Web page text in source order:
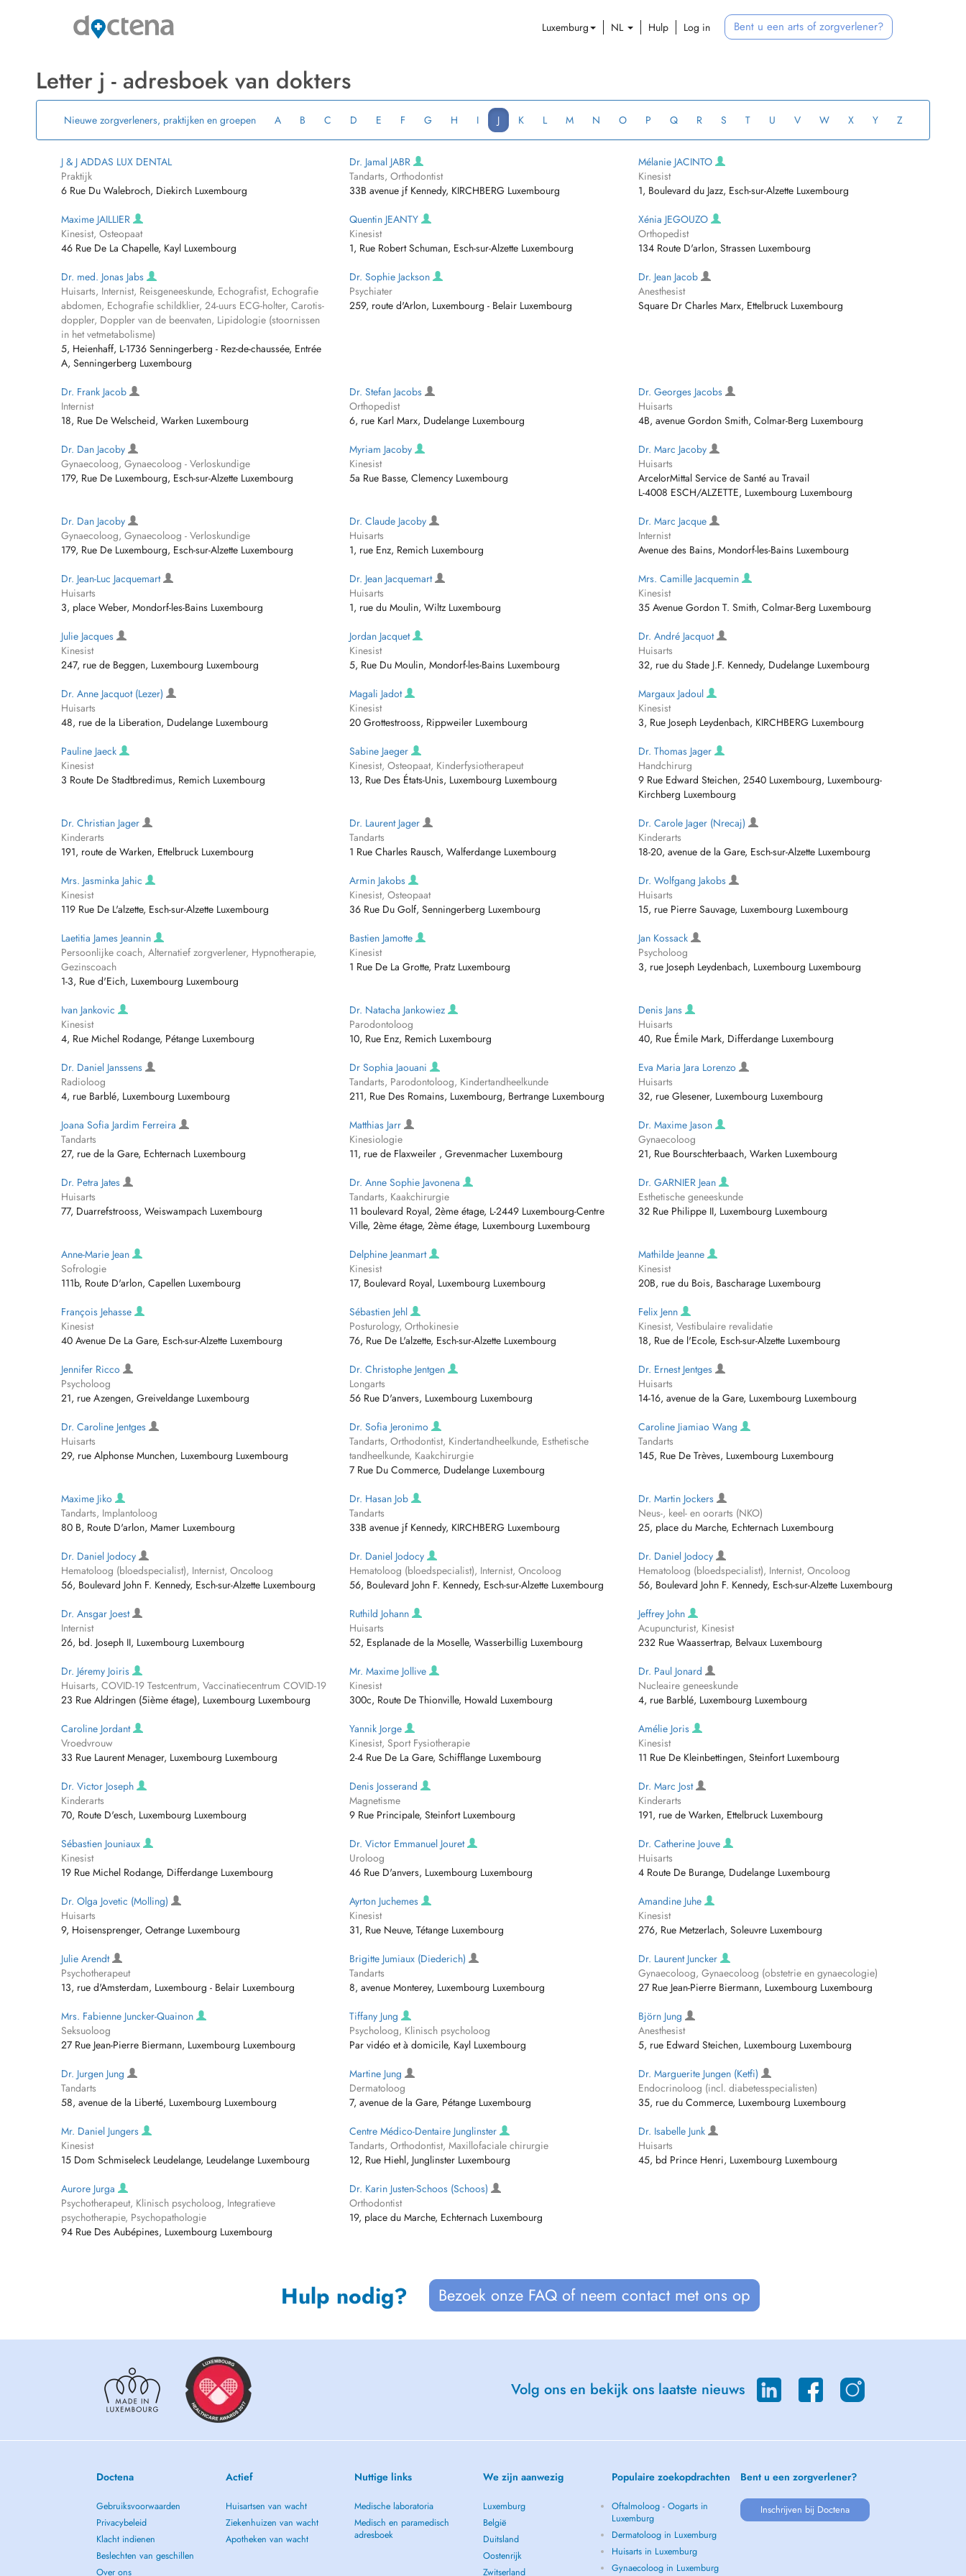
Luxemburg NL Hulp Log in Bent u een arts of zorgverlener?
Letter j - adresboek van dokters
Nieuwe zorgverleners, praktijken en groepen A B C D E F G H I J K L M N O P Q R S T U V W X Y Z
J & J ADDAS LUX DENTAL
Praktijk
6 Rue Du Walebroch, Diekirch Luxembourg
Dr. Jamal JABR
Tandarts, Orthodontist
33B avenue jf Kennedy, KIRCHBERG Luxembourg
Mélanie JACINTO
Kinesist
1, Boulevard du Jazz, Esch-sur-Alzette Luxembourg
Maxime JAILLIER
Kinesist, Osteopaat
46 Rue De La Chapelle, Kayl Luxembourg
Quentin JEANTY
Kinesist
1, Rue Robert Schuman, Esch-sur-Alzette Luxembourg
Xénia JEGOUZO
Orthopedist
134 Route D'arlon, Strassen Luxembourg
Dr. med. Jonas Jabs
Huisarts, Internist, Reisgeneeskunde, Echografist, Echografie
abdomen, Echografie schildklier, 24-uurs ECG-holter, Carotis-
doppler, Doppler van de beenvaten, Lipidologie (stoornissen
in het vetmetabolisme)
5, Heienhaff, L-1736 Senningerberg - Rez-de-chaussée, Entrée
A, Senningerberg Luxembourg
Dr. Sophie Jackson
Psychiater
259, route d'Arlon, Luxembourg - Belair Luxembourg
Dr. Jean Jacob
Anesthesist
Square Dr Charles Marx, Ettelbruck Luxembourg
Dr. Frank Jacob
Internist
18, Rue De Welscheid, Warken Luxembourg
Dr. Stefan Jacobs
Orthopedist
6, rue Karl Marx, Dudelange Luxembourg
Dr. Georges Jacobs
Huisarts
4B, avenue Gordon Smith, Colmar-Berg Luxembourg
Dr. Dan Jacoby
Gynaecoloog, Gynaecoloog - Verloskundige
179, Rue De Luxembourg, Esch-sur-Alzette Luxembourg
Myriam Jacoby
Kinesist
5a Rue Basse, Clemency Luxembourg
Dr. Marc Jacoby
Huisarts
ArcelorMittal Service de Santé au Travail
L-4008 ESCH/ALZETTE, Luxembourg Luxembourg
Dr. Dan Jacoby
Gynaecoloog, Gynaecoloog - Verloskundige
179, Rue De Luxembourg, Esch-sur-Alzette Luxembourg
Dr. Claude Jacoby
Huisarts
1, rue Enz, Remich Luxembourg
Dr. Marc Jacque
Internist
Avenue des Bains, Mondorf-les-Bains Luxembourg
Dr. Jean-Luc Jacquemart
Huisarts
3, place Weber, Mondorf-les-Bains Luxembourg
Dr. Jean Jacquemart
Huisarts
1, rue du Moulin, Wiltz Luxembourg
Mrs. Camille Jacquemin
Kinesist
35 Avenue Gordon T. Smith, Colmar-Berg Luxembourg
Julie Jacques
Kinesist
247, rue de Beggen, Luxembourg Luxembourg
Jordan Jacquet
Kinesist
5, Rue Du Moulin, Mondorf-les-Bains Luxembourg
Dr. André Jacquot
Huisarts
32, rue du Stade J.F. Kennedy, Dudelange Luxembourg
Dr. Anne Jacquot (Lezer)
Huisarts
48, rue de la Liberation, Dudelange Luxembourg
Magali Jadot
Kinesist
20 Grottestrooss, Rippweiler Luxembourg
Margaux Jadoul
Kinesist
3, Rue Joseph Leydenbach, KIRCHBERG Luxembourg
Pauline Jaeck
Kinesist
3 Route De Stadtbredimus, Remich Luxembourg
Sabine Jaeger
Kinesist, Osteopaat, Kinderfysiotherapeut
13, Rue Des États-Unis, Luxembourg Luxembourg
Dr. Thomas Jager
Handchirurg
9 Rue Edward Steichen, 2540 Luxembourg, Luxembourg-
Kirchberg Luxembourg
Dr. Christian Jager
Kinderarts
191, route de Warken, Ettelbruck Luxembourg
Dr. Laurent Jager
Tandarts
1 Rue Charles Rausch, Walferdange Luxembourg
Dr. Carole Jager (Nrecaj)
Kinderarts
18-20, avenue de la Gare, Esch-sur-Alzette Luxembourg
Mrs. Jasminka Jahic
Kinesist
119 Rue De L'alzette, Esch-sur-Alzette Luxembourg
Armin Jakobs
Kinesist, Osteopaat
36 Rue Du Golf, Senningerberg Luxembourg
Dr. Wolfgang Jakobs
Huisarts
15, rue Pierre Sauvage, Luxembourg Luxembourg
Laetitia James Jeannin
Persoonlijke coach, Alternatief zorgverlener, Hypnotherapie,
Gezinscoach
1-3, Rue d'Eich, Luxembourg Luxembourg
Bastien Jamotte
Kinesist
1 Rue De La Grotte, Pratz Luxembourg
Jan Kossack
Psycholoog
3, rue Joseph Leydenbach, Luxembourg Luxembourg
Ivan Jankovic
Kinesist
4, Rue Michel Rodange, Pétange Luxembourg
Dr. Natacha Jankowiez
Parodontoloog
10, Rue Enz, Remich Luxembourg
Denis Jans
Huisarts
40, Rue Émile Mark, Differdange Luxembourg
Dr. Daniel Janssens
Radioloog
4, rue Barblé, Luxembourg Luxembourg
Dr Sophia Jaouani
Tandarts, Parodontoloog, Kindertandheelkunde
211, Rue Des Romains, Luxembourg, Bertrange Luxembourg
Eva Maria Jara Lorenzo
Huisarts
32, rue Glesener, Luxembourg Luxembourg
Joana Sofia Jardim Ferreira
Tandarts
27, rue de la Gare, Echternach Luxembourg
Matthias Jarr
Kinesiologie
11, rue de Flaxweiler , Grevenmacher Luxembourg
Dr. Maxime Jason
Gynaecoloog
21, Rue Bourschterbaach, Warken Luxembourg
Dr. Petra Jates
Huisarts
77, Duarrefstrooss, Weiswampach Luxembourg
Dr. Anne Sophie Javonena
Tandarts, Kaakchirurgie
11 boulevard Royal, 2ème étage, L-2449 Luxembourg-Centre
Ville, 2ème étage, 2ème étage, Luxembourg Luxembourg
Dr. GARNIER Jean
Esthetische geneeskunde
32 Rue Philippe II, Luxembourg Luxembourg
Anne-Marie Jean
Sofrologie
111b, Route D'arlon, Capellen Luxembourg
Delphine Jeanmart
Kinesist
17, Boulevard Royal, Luxembourg Luxembourg
Mathilde Jeanne
Kinesist
20B, rue du Bois, Bascharage Luxembourg
François Jehasse
Kinesist
40 Avenue De La Gare, Esch-sur-Alzette Luxembourg
Sébastien Jehl
Posturology, Orthokinesie
76, Rue De L'alzette, Esch-sur-Alzette Luxembourg
Felix Jenn
Kinesist, Vestibulaire revalidatie
18, Rue de l'Ecole, Esch-sur-Alzette Luxembourg
Jennifer Ricco
Psycholoog
21, rue Azengen, Greiveldange Luxembourg
Dr. Christophe Jentgen
Longarts
56 Rue D'anvers, Luxembourg Luxembourg
Dr. Ernest Jentges
Huisarts
14-16, avenue de la Gare, Luxembourg Luxembourg
Dr. Caroline Jentges
Huisarts
29, rue Alphonse Munchen, Luxembourg Luxembourg
Dr. Sofia Jeronimo
Tandarts, Orthodontist, Kindertandheelkunde, Esthetische
tandheelkunde, Kaakchirurgie
7 Rue Du Commerce, Dudelange Luxembourg
Caroline Jiamiao Wang
Tandarts
145, Rue De Trèves, Luxembourg Luxembourg
Maxime Jiko
Tandarts, Implantoloog
80 B, Route D'arlon, Mamer Luxembourg
Dr. Hasan Job
Tandarts
33B avenue jf Kennedy, KIRCHBERG Luxembourg
Dr. Martin Jockers
Neus-, keel- en oorarts (NKO)
25, place du Marche, Echternach Luxembourg
Dr. Daniel Jodocy
Hematoloog (bloedspecialist), Internist, Oncoloog
56, Boulevard John F. Kennedy, Esch-sur-Alzette Luxembourg
Dr. Daniel Jodocy
Hematoloog (bloedspecialist), Internist, Oncoloog
56, Boulevard John F. Kennedy, Esch-sur-Alzette Luxembourg
Dr. Daniel Jodocy
Hematoloog (bloedspecialist), Internist, Oncoloog
56, Boulevard John F. Kennedy, Esch-sur-Alzette Luxembourg
Dr. Ansgar Joest
Internist
26, bd. Joseph II, Luxembourg Luxembourg
Ruthild Johann
Huisarts
52, Esplanade de la Moselle, Wasserbillig Luxembourg
Jeffrey John
Acupuncturist, Kinesist
232 Rue Waassertrap, Belvaux Luxembourg
Dr. Jéremy Joiris
Huisarts, COVID-19 Testcentrum, Vaccinatiecentrum COVID-19
23 Rue Aldringen (5ième étage), Luxembourg Luxembourg
Mr. Maxime Jollive
Kinesist
300c, Route De Thionville, Howald Luxembourg
Dr. Paul Jonard
Nucleaire geneeskunde
4, rue Barblé, Luxembourg Luxembourg
Caroline Jordant
Vroedvrouw
33 Rue Laurent Menager, Luxembourg Luxembourg
Yannik Jorge
Kinesist, Sport Fysiotherapie
2-4 Rue De La Gare, Schifflange Luxembourg
Amélie Joris
Kinesist
11 Rue De Kleinbettingen, Steinfort Luxembourg
Dr. Victor Joseph
Kinderarts
70, Route D'esch, Luxembourg Luxembourg
Denis Josserand
Magnetisme
9 Rue Principale, Steinfort Luxembourg
Dr. Marc Jost
Kinderarts
191, rue de Warken, Ettelbruck Luxembourg
Sébastien Jouniaux
Kinesist
19 Rue Michel Rodange, Differdange Luxembourg
Dr. Victor Emmanuel Jouret
Uroloog
46 Rue D'anvers, Luxembourg Luxembourg
Dr. Catherine Jouve
Huisarts
4 Route De Burange, Dudelange Luxembourg
Dr. Olga Jovetic (Molling)
Huisarts
9, Hoisensprenger, Oetrange Luxembourg
Ayrton Juchemes
Kinesist
31, Rue Neuve, Tétange Luxembourg
Amandine Juhe
Kinesist
276, Rue Metzerlach, Soleuvre Luxembourg
Julie Arendt
Psychotherapeut
13, rue d'Amsterdam, Luxembourg - Belair Luxembourg
Brigitte Jumiaux (Diederich)
Tandarts
8, avenue Monterey, Luxembourg Luxembourg
Dr. Laurent Juncker
Gynaecoloog, Gynaecoloog (obstetrie en gynaecologie)
27 Rue Jean-Pierre Biermann, Luxembourg Luxembourg
Mrs. Fabienne Juncker-Quainon
Seksuoloog
27 Rue Jean-Pierre Biermann, Luxembourg Luxembourg
Tiffany Jung
Psycholoog, Klinisch psycholoog
Par vidéo et à domicile, Kayl Luxembourg
Björn Jung
Anesthesist
5, rue Edward Steichen, Luxembourg Luxembourg
Dr. Jurgen Jung
Tandarts
58, avenue de la Liberté, Luxembourg Luxembourg
Martine Jung
Dermatoloog
7, avenue de la Gare, Pétange Luxembourg
Dr. Marguerite Jungen (Ketfi)
Endocrinoloog (incl. diabetesspecialisten)
35, rue du Commerce, Luxembourg Luxembourg
Mr. Daniel Jungers
Kinesist
15 Dom Schmiseleck Leudelange, Leudelange Luxembourg
Centre Médico-Dentaire Junglinster
Tandarts, Orthodontist, Maxillofaciale chirurgie
12, Rue Hiehl, Junglinster Luxembourg
Dr. Isabelle Junk
Huisarts
45, bd Prince Henri, Luxembourg Luxembourg
Aurore Jurga
Psychotherapeut, Klinisch psycholoog, Integratieve
psychotherapie, Psychopathologie
94 Rue Des Aubépines, Luxembourg Luxembourg
Dr. Karin Justen-Schoos (Schoos)
Orthodontist
19, place du Marche, Echternach Luxembourg
Hulp nodig? Bezoek onze FAQ of neem contact met ons op
Volg ons en bekijk ons laatste nieuws
Doctena
Gebruiksvoorwaarden
Privacybeleid
Klacht indienen
Beslechten van geschillen
Over ons
Actief
Huisartsen van wacht
Ziekenhuizen van wacht
Apotheken van wacht
Nuttige links
Medische laboratoria
Medisch en paramedisch
adresboek
We zijn aanwezig
Luxemburg
België
Duitsland
Oostenrijk
Zwitserland
Populaire zoekopdrachten
Oftalmoloog - Oogarts in
Luxemburg
Dermatoloog in Luxemburg
Huisarts in Luxemburg
Gynaecoloog in Luxemburg
Bent u een zorgverlener?
Inschrijven bij Doctena